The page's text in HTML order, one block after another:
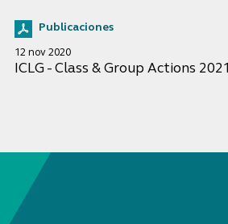
Publicaciones
12 nov 2020
ICLG - Class & Group Actions 2021